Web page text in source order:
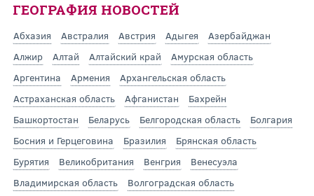
ГЕОГРАФИЯ НОВОСТЕЙ
Абхазия Австралия Австрия Адыгея
Азербайджан
Алжир
Алтай Алтайский край
Амурская область
Аргентина
Армения
Архангельская область
Астраханская область
Афганистан
Бахрейн
Башкортостан
Беларусь Белгородская область
Болгария
Босния и Герцеговина
Бразилия
Брянская область
Бурятия
Великобритания Венгрия
Венесуэла
Владимирская область
Волгоградская область